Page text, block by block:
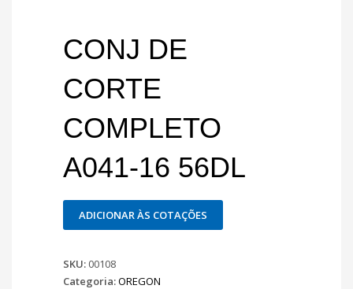
CONJ DE
CORTE
COMPLETO
A041-16 56DL
ADICIONAR ÀS COTAÇÕES
SKU: 00108
Categoria:OREGON